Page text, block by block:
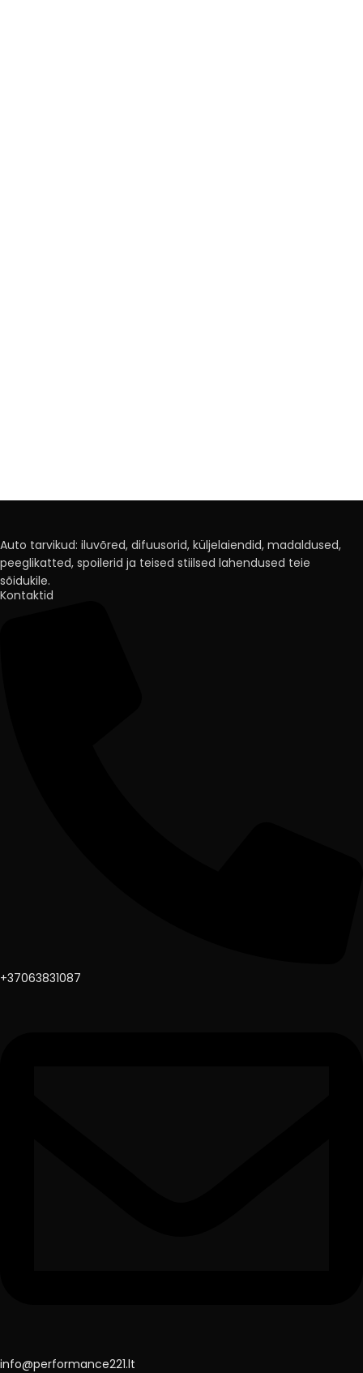
Auto tarvikud: iluvõred, difuusorid, küljelaiendid, madaldused,
peeglikatted, spoilerid ja teised stiilsed lahendused teie
sõidukile.
Kontaktid
+37063831087
info@performance221.lt